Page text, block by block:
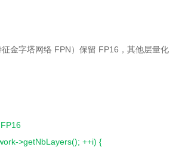
金字塔网络 FPN）保留 FP16，其他层量化
>getNbLayers(); ++i) {